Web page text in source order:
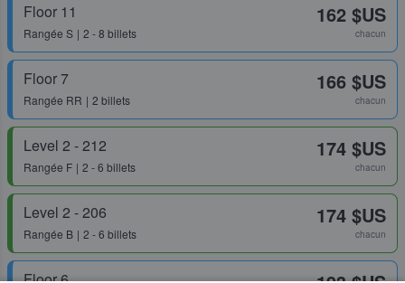
Floor 11
Rangée S 2 - 8 billets
162 $US
chacun
Floor 7
Rangée RR 2 billets
166 $US
chacun
Level 2 - 212
Rangée F 2 - 6 billets
174 $US
chacun
Level 2 - 206
Rangée B 2 - 6 billets
174 $US
chacun